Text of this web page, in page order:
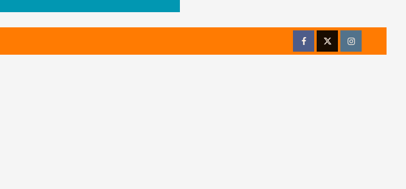
FacebookTwitterInstagram